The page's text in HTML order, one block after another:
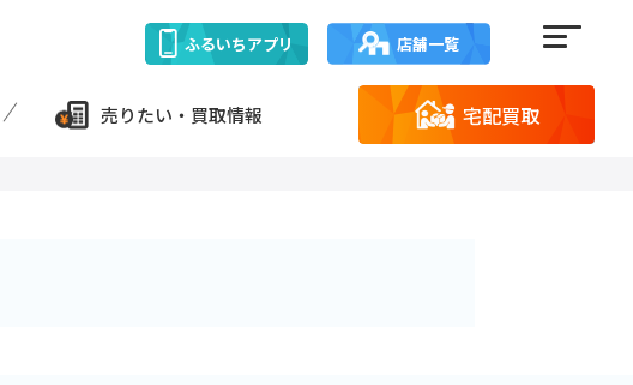
ふるいちアプリ 店舗一覧
売りたい・買取情報 宅配買取